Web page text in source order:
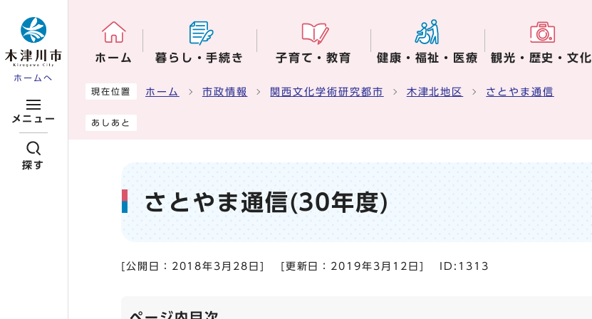
ホームへ
メニュー
探す
ホーム 暮らし・手続き 子育て・教育 健康・福祉・医療 観光・歴史・文化
ここから本文です
現在位置 ホーム 市政情報 関西文化学術研究都市 木津北地区 さとやま通信
あしあと
さとやま通信(30年度)
[公開日： 2018年3月28日 [更新日： 2019年3月12日 ID:1313